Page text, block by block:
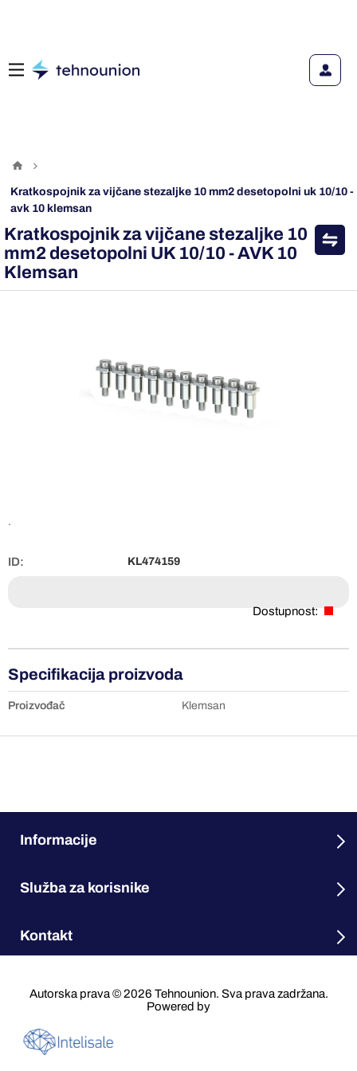
kratkospojnik za vijčane stezaljke 10 mm2 desetopolni uk 10/10 -
avk 10 klemsan
Kratkospojnik za vijčane stezaljke 10
mm2 desetopolni UK 10/10 - AVK 10
Klemsan
.
ID: KL474159
Dostupnost:
Specifikacija proizvoda
Proizvođač Klemsan
Informacije
Služba za korisnike
Kontakt
Autorska prava © 2026 Tehnounion. Sva prava zadržana.
Powered by